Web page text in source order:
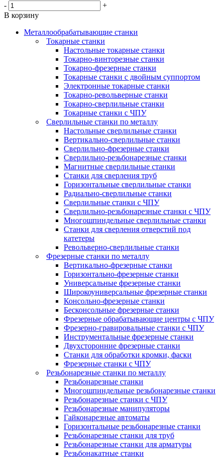
-
+
В корзину
Металлообрабатывающие станки
Токарные станки
Настольные токарные станки
Токарно-винторезные станки
Токарно-фрезерные станки
Токарные станки с двойным суппортом
Электронные токарные станки
Токарно-револьверные станки
Токарно-сверлильные станки
Токарные станки с ЧПУ
Сверлильные станки по металлу
Настольные сверлильные станки
Вертикально-сверлильные станки
Сверлильно-фрезерные станки
Сверлильно-резьбонарезные станки
Магнитные сверлильные станки
Станки для сверления труб
Горизонтальные сверлильные станки
Радиально-сверлильные станки
Сверлильные станки с ЧПУ
Сверлильно-резьбонарезные станки с ЧПУ
Многошпиндельные сверлильные станки
Станки для сверления отверстий под
катетеры
Револьверно-сверлильные станки
Фрезерные станки по металлу
Вертикально-фрезерные станки
Горизонтально-фрезерные станки
Универсальные фрезерные станки
Широкоуниверсальные фрезерные станки
Консольно-фрезерные станки
Бесконсольные фрезерные станки
Фрезерные обрабатывающие центры с ЧПУ
Фрезерно-гравировальные станки с ЧПУ
Инструментальные фрезерные станки
Двухсторонние фрезерные станки
Станки для обработки кромки, фаски
Фрезерные станки с ЧПУ
Резьбонарезные станки по металлу
Резьбонарезные станки
Многошпиндельные резьбонарезные станки
Резьбонарезные станки с ЧПУ
Резьбонарезные манипуляторы
Гайконарезные автоматы
Горизонтальные резьбонарезные станки
Резьбонарезные станки для труб
Резьбонарезные станки для арматуры
Резьбонакатные станки